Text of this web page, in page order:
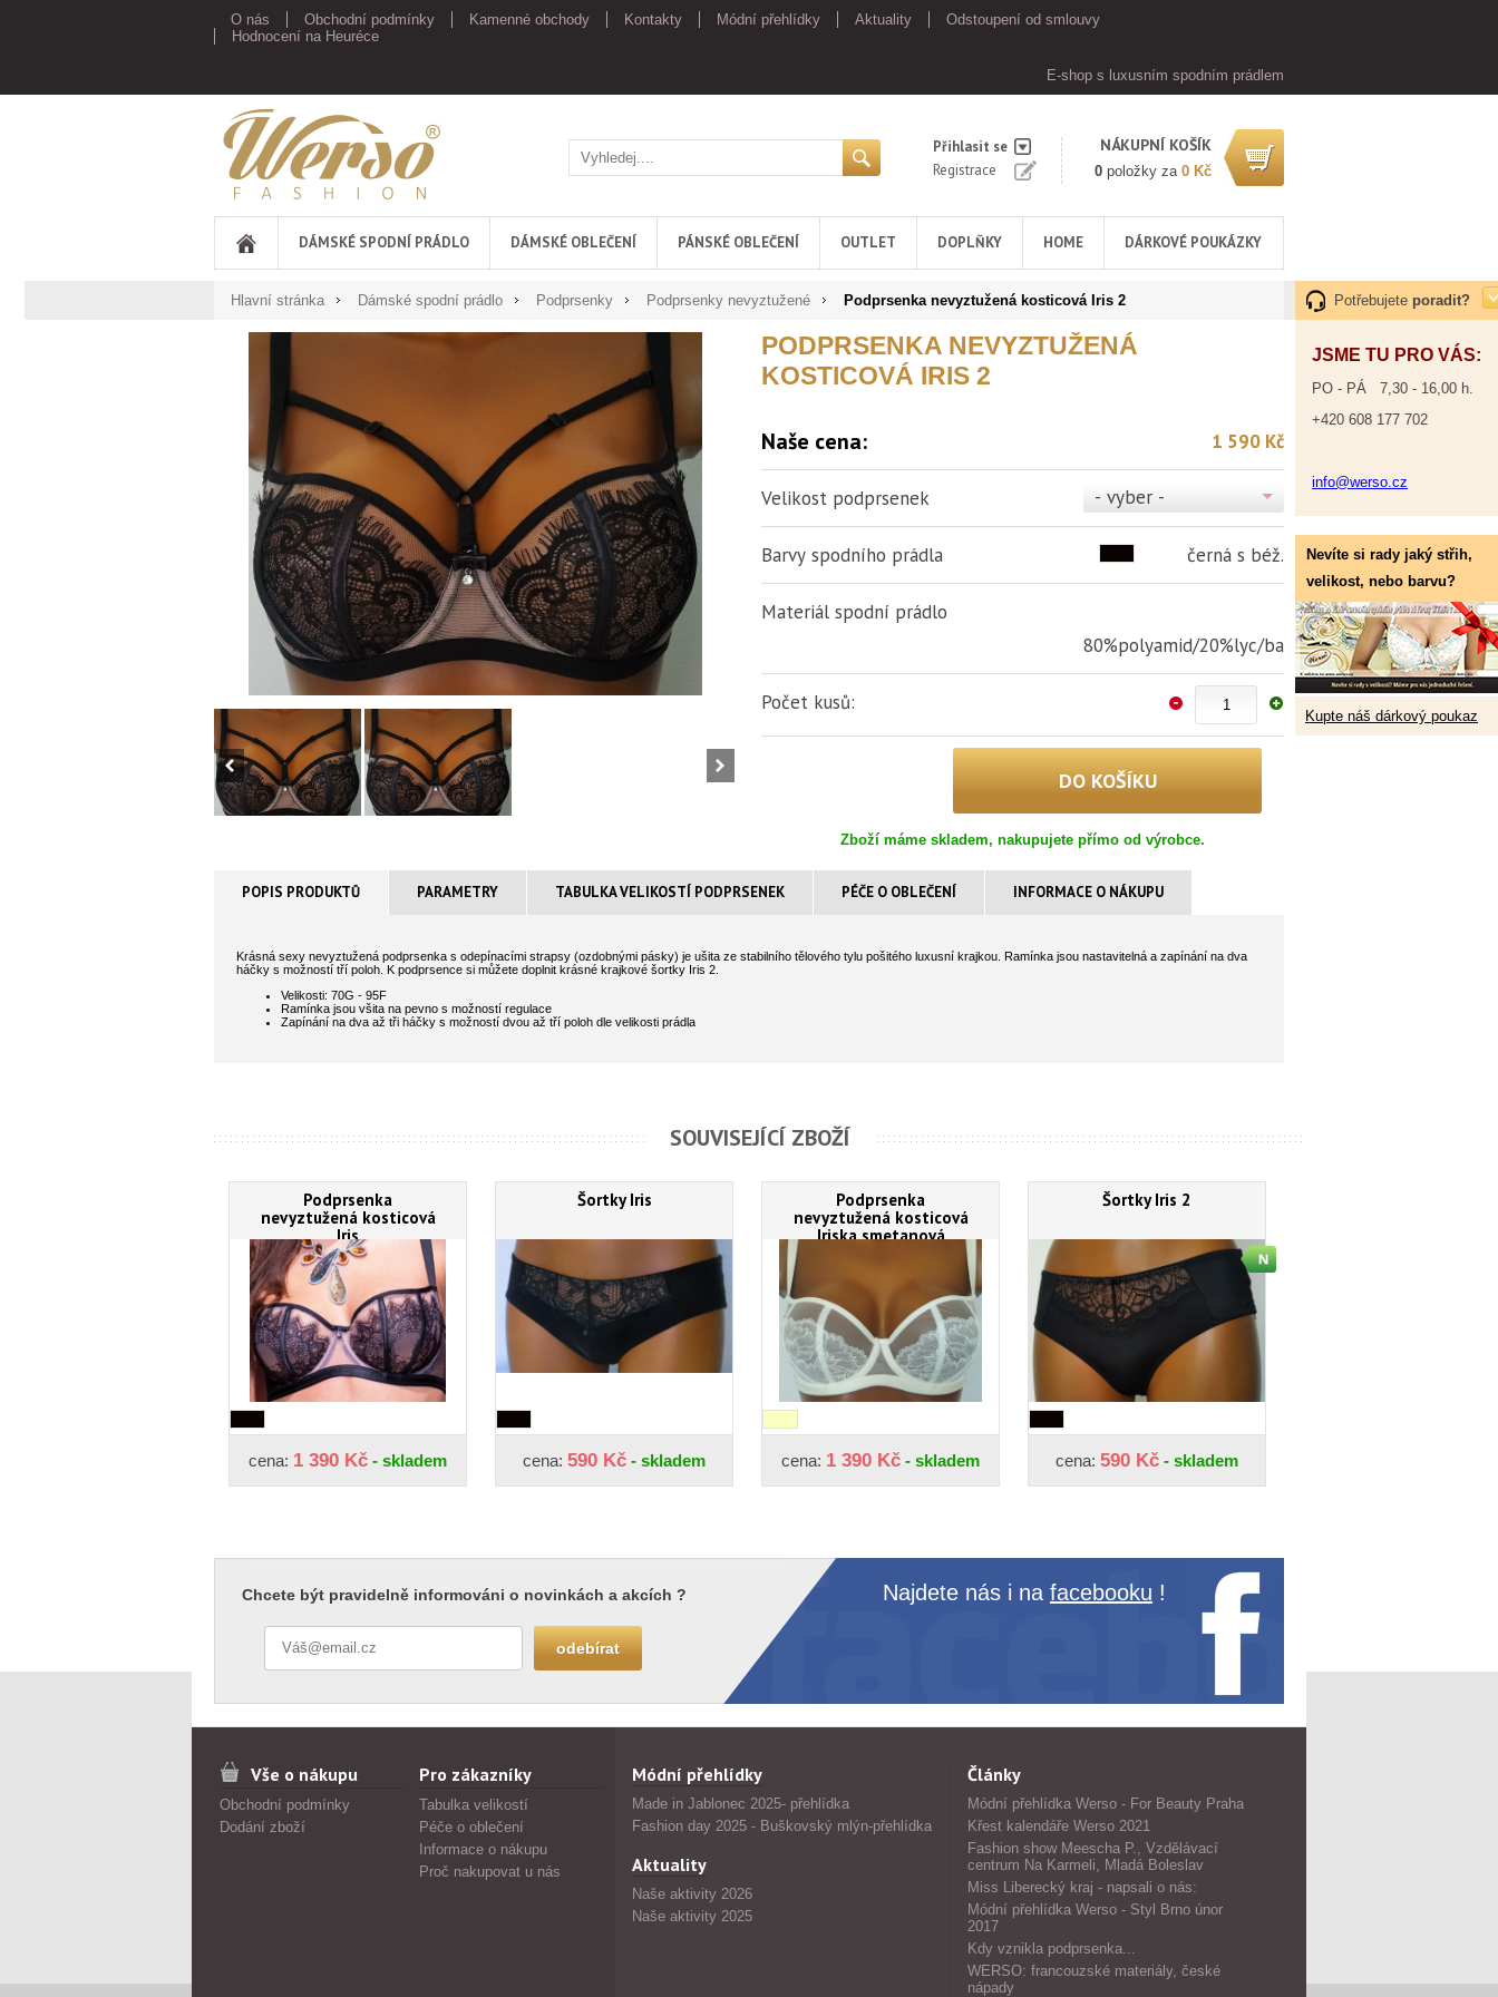
O nás Obchodní podmínky Kamenné obchody Kontakty Módní přehlídky Aktuality
Odstoupení od smlouvy
Hodnocení na Heuréce
E-shop s luxusním spodním prádlem
Werso
Přihlasit se
Registrace
NÁKUPNÍ KOŠÍK
0 položky za 0 Kč
DÁMSKÉ SPODNÍ PRÁDLO DÁMSKÉ OBLEČENÍ PÁNSKÉ OBLEČENÍ OUTLET DOPLŇKY HOME DÁRKOVÉ POUKÁZKY
Potřebujete poradit?
JSME TU PRO VÁS:
PO - PÁ 7,30 - 16,00 h.
+420 608 177 702
info@werso.cz
Nevíte si rady jaký střih,
velikost, nebo barvu?
Kupte náš dárkový poukaz
Hlavní stránka Dámské spodní prádlo Podprsenky Podprsenky nevyztužené Podprsenka nevyztužená kosticová Iris 2
PODPRSENKA NEVYZTUŽENÁ
KOSTICOVÁ IRIS 2
Naše cena: 1 590 Kč
Velikost podprsenek - vyber -
Barvy spodního prádla černá s béž.
Materiál spodní prádlo
80%polyamid/20%lyc/ba
Počet kusů:
Zboží máme skladem, nakupujete přímo od výrobce.
POPIS PRODUKTŮ PARAMETRY TABULKA VELIKOSTÍ PODPRSENEK PÉČE O OBLEČENÍ INFORMACE O NÁKUPU
Krásná sexy nevyztužená podprsenka s odepínacími strapsy (ozdobnými pásky) je ušita ze stabilního tělového tylu pošitého luxusní krajkou. Ramínka jsou nastavitelná a zapínání na dva
háčky s možností tří poloh. K podprsence si můžete doplnit krásné krajkové šortky Iris 2.
Velikosti: 70G - 95F
Ramínka jsou všita na pevno s možností regulace
Zapínání na dva až tři háčky s možností dvou až tří poloh dle velikosti prádla
SOUVISEJÍCÍ ZBOŽÍ
Podprsenka
nevyztužená kosticová
Iris
cena: 1 390 Kč - skladem
Šortky Iris
cena: 590 Kč - skladem
Podprsenka
nevyztužená kosticová
Iriska smetanová
cena: 1 390 Kč - skladem
Šortky Iris 2
cena: 590 Kč - skladem
Chcete být pravidelně informováni o novinkách a akcích ? Najdete nás i na facebooku !
Vše o nákupu
Obchodní podmínky
Dodání zboží
Pro zákazníky
Tabulka velikostí
Péče o oblečení
Informace o nákupu
Proč nakupovat u nás
Módní přehlídky
Made in Jablonec 2025- přehlídka
Fashion day 2025 - Buškovský mlýn-přehlídka
Aktuality
Naše aktivity 2026
Naše aktivity 2025
Články
Módní přehlídka Werso - For Beauty Praha
Křest kalendáře Werso 2021
Fashion show Meescha P., Vzdělávací
centrum Na Karmeli, Mladá Boleslav
Miss Liberecký kraj - napsali o nás:
Módní přehlídka Werso - Styl Brno únor
2017
Kdy vznikla podprsenka...
WERSO: francouzské materiály, české
nápady